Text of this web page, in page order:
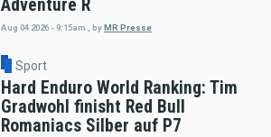
Adventure R
Aug 04 2026 - 9:15am byMR Presse
Sport
Hard Enduro World Ranking: Tim
Gradwohl finisht Red Bull
Romaniacs Silber auf P7